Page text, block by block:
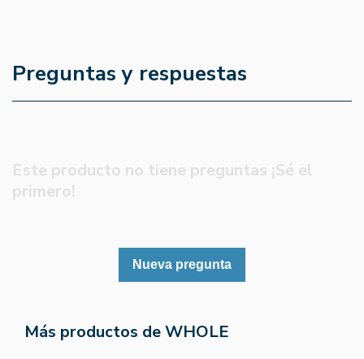
Preguntas y respuestas
Este producto no tiene preguntas ¡Sé el
primero!
Nueva pregunta
Más productos de WHOLE